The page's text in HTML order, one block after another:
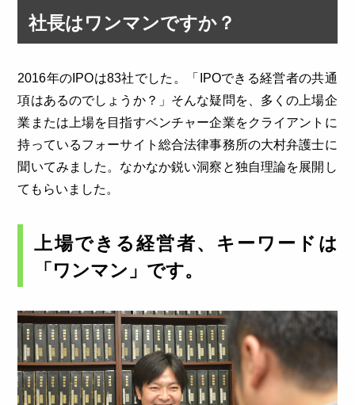
社長はワンマンですか？
2016年のIPOは83社でした。「IPOできる経営者の共通
項はあるのでしょうか？」そんな疑問を、多くの上場企
業または上場を目指すベンチャー企業をクライアントに
持っているフォーサイト総合法律事務所の大村弁護士に
聞いてみました。なかなか鋭い洞察と独自理論を展開し
てもらいました。
上場できる経営者、キーワードは
「ワンマン」です。